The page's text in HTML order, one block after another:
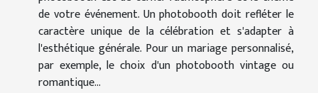
de votre événement. Un photobooth doit refléter le
caractère unique de la célébration et s'adapter à
l'esthétique générale. Pour un mariage personnalisé,
par exemple, le choix d'un photobooth vintage ou
romantique...